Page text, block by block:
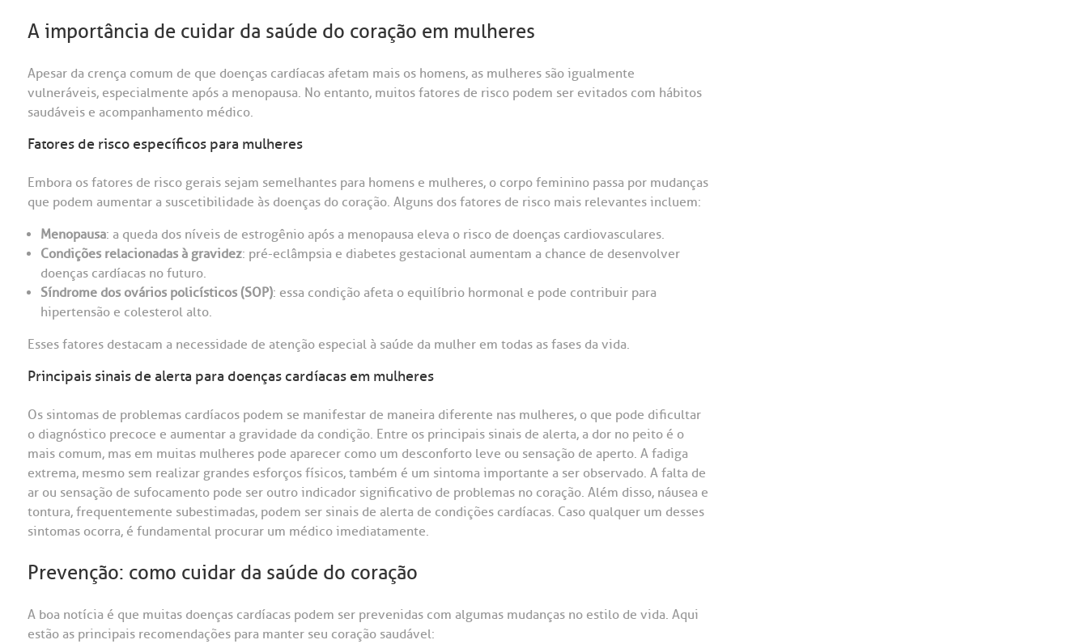
A importância de cuidar da saúde do coração em mulheres
Apesar da crença comum de que doenças cardíacas afetam mais os homens, as mulheres são igualmente
vulneráveis, especialmente após a menopausa. No entanto, muitos fatores de risco podem ser evitados com hábitos
saudáveis e acompanhamento médico.
Fatores de risco específicos para mulheres
Embora os fatores de risco gerais sejam semelhantes para homens e mulheres, o corpo feminino passa por mudanças
que podem aumentar a suscetibilidade às doenças do coração. Alguns dos fatores de risco mais relevantes incluem:
Menopausa: a queda dos níveis de estrogênio após a menopausa eleva o risco de doenças cardiovasculares.
Condições relacionadas à gravidez: pré-eclâmpsia e diabetes gestacional aumentam a chance de desenvolver
doenças cardíacas no futuro.
Síndrome dos ovários policísticos (SOP): essa condição afeta o equilíbrio hormonal e pode contribuir para
hipertensão e colesterol alto.
Esses fatores destacam a necessidade de atenção especial à saúde da mulher em todas as fases da vida.
Principais sinais de alerta para doenças cardíacas em mulheres
Os sintomas de problemas cardíacos podem se manifestar de maneira diferente nas mulheres, o que pode dificultar
o diagnóstico precoce e aumentar a gravidade da condição. Entre os principais sinais de alerta, a dor no peito é o
mais comum, mas em muitas mulheres pode aparecer como um desconforto leve ou sensação de aperto. A fadiga
extrema, mesmo sem realizar grandes esforços físicos, também é um sintoma importante a ser observado. A falta de
ar ou sensação de sufocamento pode ser outro indicador significativo de problemas no coração. Além disso, náusea e
tontura, frequentemente subestimadas, podem ser sinais de alerta de condições cardíacas. Caso qualquer um desses
sintomas ocorra, é fundamental procurar um médico imediatamente.
Prevenção: como cuidar da saúde do coração
A boa notícia é que muitas doenças cardíacas podem ser prevenidas com algumas mudanças no estilo de vida. Aqui
estão as principais recomendações para manter seu coração saudável: